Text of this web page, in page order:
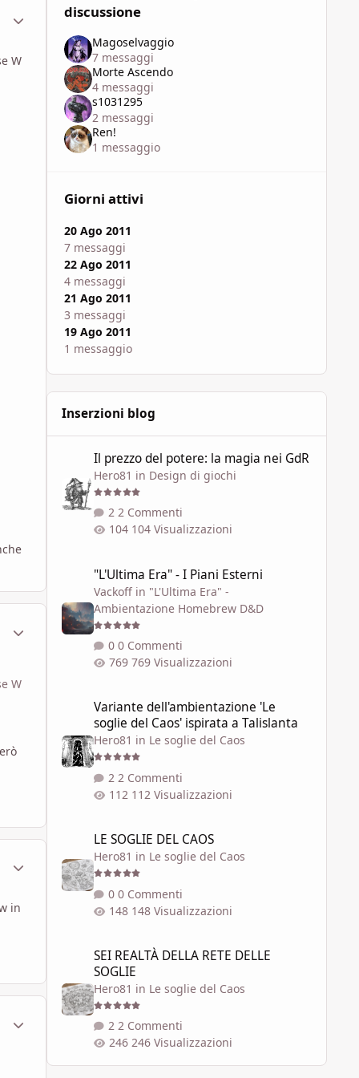
Statistiche Autore
W
Statistiche Autore
W
Statistiche Autore
in
Statistiche Autore
discussione
Magoselvaggio
7 messaggi
Morte Ascendo
4 messaggi
s1031295
2 messaggi
Ren!
1 messaggio
Giorni attivi
20 Ago 2011
7 messaggi
22 Ago 2011
4 messaggi
21 Ago 2011
3 messaggi
19 Ago 2011
1 messaggio
Inserzioni blog
Il prezzo del potere: la magia nei GdR
Hero81 in Design di giochi
2 Commenti
104 Visualizzazioni
"L'Ultima Era" - I Piani Esterni
Vackoffin "L'Ultima Era" -
Ambientazione Homebrew D&D
0 Commenti
769 Visualizzazioni
Variante dell'ambientazione 'Le
soglie del Caos' ispirata a Talislanta
Hero81 in Le soglie del Caos
2 Commenti
112 Visualizzazioni
LE SOGLIE DEL CAOS
LE SOGLIE DEL CAOS
Hero81 in Le soglie del Caos
0 Commenti
148 Visualizzazioni
SEI REALTÀ DELLA RETE DELLE
SOGLIE
Hero81 in Le soglie del Caos
2 Commenti
246 Visualizzazioni